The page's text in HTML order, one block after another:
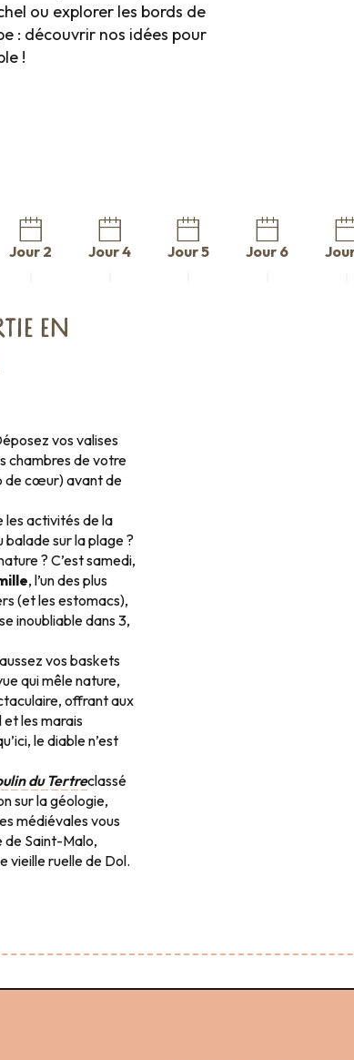
ou explorer les bords de
: découvrir nos idées pour
!
Jour 2 Jour 4 Jour 5 Jour 6
EN
vos valises
chambres de votre
de cœur) avant de
les activités de la
sur la plage ?
? C’est samedi,
, l’un des plus
(et les estomacs),
inoubliable dans 3,
vos baskets
qui mêle nature,
offrant aux
les marais
le diable n’est
du Tertreclassé
sur la géologie,
médiévales vous
de Saint-Malo,
vieille ruelle de Dol.